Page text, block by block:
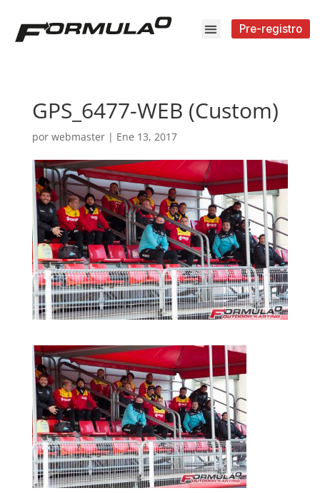
Pre-registro
GPS_6477-WEB (Custom)
por webmaster| Ene 13, 2017